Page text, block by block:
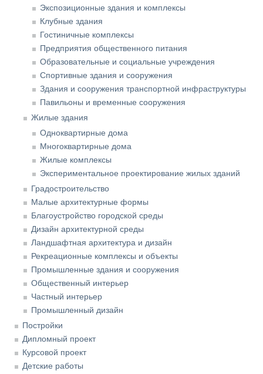
Экспозиционные здания и комплексы
Клубные здания
Гостиничные комплексы
Предприятия общественного питания
Образовательные и социальные учреждения
Спортивные здания и сооружения
Здания и сооружения транспортной инфраструктуры
Павильоны и временные сооружения
Жилые здания
Одноквартирные дома
Многоквартирные дома
Жилые комплексы
Экспериментальное проектирование жилых зданий
Градостроительство
Малые архитектурные формы
Благоустройство городской среды
Дизайн архитектурной среды
Ландшафтная архитектура и дизайн
Рекреационные комплексы и объекты
Промышленные здания и сооружения
Общественный интерьер
Частный интерьер
Промышленный дизайн
Постройки
Дипломный проект
Курсовой проект
Детские работы